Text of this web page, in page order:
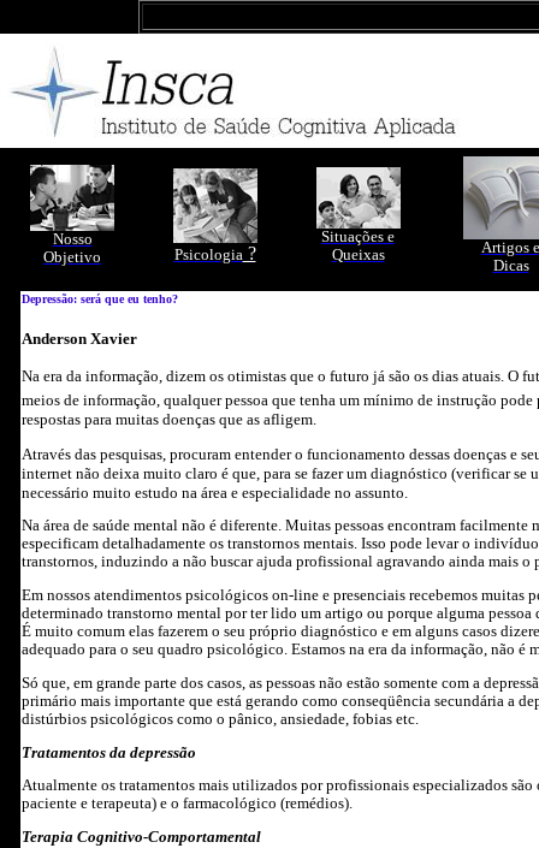
Nosso
Objetivo
Psicologia ?
Situações e
Queixas
Artigos e
Dicas
Depressão: será que eu tenho?
Anderson Xavier
Na era da informação, dizem os otimistas que o futuro já são os dias atuais. O
meios de informação, qualquer pessoa que tenha um mínimo de instrução
respostas para muitas doenças que as afligem.
Através das pesquisas, procuram entender o funcionamento dessas doenças e
internet não deixa muito claro é que, para se fazer um diagnóstico (verificar se
necessário muito estudo na área e especialidade no assunto.
Na área de saúde mental não é diferente. Muitas pessoas encontram
especificam detalhadamente os transtornos mentais. Isso pode levar o
transtornos, induzindo a não buscar ajuda profissional agravando ainda mais o
Em nossos atendimentos psicológicos on-line e presenciais recebemos muitas
determinado transtorno mental por ter lido um artigo ou porque alguma pessoa
É muito comum elas fazerem o seu próprio diagnóstico e em alguns casos
adequado para o seu quadro psicológico. Estamos na era da informação, não é
Só que, em grande parte dos casos, as pessoas não estão somente com a
primário mais importante que está gerando como conseqüência secundária a
distúrbios psicológicos como o pânico, ansiedade, fobias etc.
Tratamentos da depressão
Atualmente os tratamentos mais utilizados por profissionais especializados
paciente e terapeuta) e o farmacológico (remédios).
Terapia Cognitivo-Comportamental